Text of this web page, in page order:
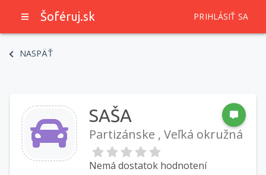
Šoféruj.sk PRIHLÁSIŤ SA
NASPÄŤ
SAŠA
Partizánske , Veľká okružná
Nemá dostatok hodnotení